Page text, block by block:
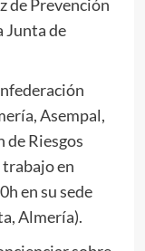
de Prevención
Junta de
Asempal,
de Riesgos
trabajo en
en su sede
Almería).